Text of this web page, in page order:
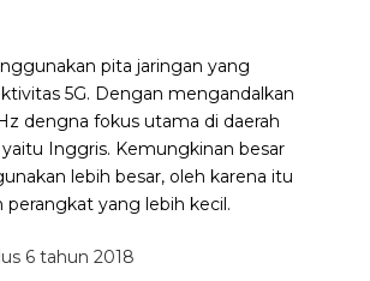
pita jaringan yang
5G. Dengan mengandalkan
dengna fokus utama di daerah
Inggris. Kemungkinan besar
lebih besar, oleh karena itu
perangkat yang lebih kecil.
6 tahun 2018